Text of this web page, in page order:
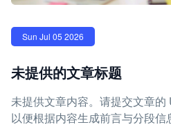
Sun Jul 05 2026
未提供的文章标题
未提供文章内容。请提交文章的
以便根据内容生成前言与分段信